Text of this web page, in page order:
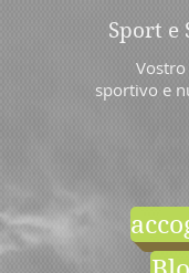
Sport e
Vostro
sportivo e